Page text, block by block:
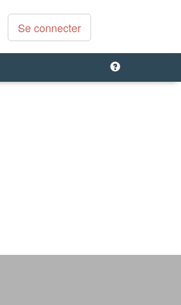
Se connecter